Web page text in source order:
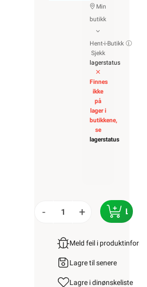
Min
butikk
Hent-i-Butikk
Sjekk
lagerstatus
Finnes
ikke
på
lager i
butikkene,
se
lagerstatus
- +
Meld feil i
Lagre til senere
Lagre i dinønskeliste